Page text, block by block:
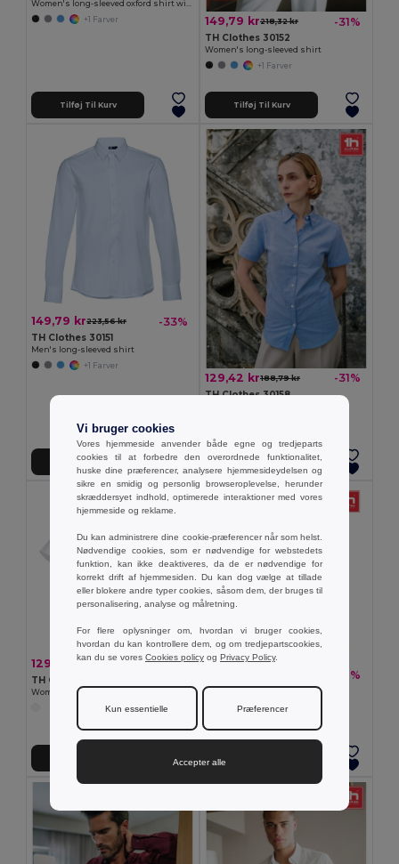
+1 Farver
Tilføj Til Kurv
149,79 kr218,32 kr -31%
TH Clothes 30152
Women's long-sleeved shirt
+1 Farver
Tilføj Til Kurv
149,79 kr223,56 kr -33%
TH Clothes 30151
Men's long-sleeved shirt
+1 Farver
Tilføj Til Kurv
129,42 kr188,79 kr -31%
TH Clothes 30158
Tilføj Til Kurv
129,42 kr -31%
TH Clothes 30201 -29%
TH Clothes 30157
Vi bruger cookies
Vores hjemmeside anvender både egne og tredjeparts
cookies til at forbedre den overordnede funktionalitet,
huske dine præferencer, analysere hjemmesideydelsen og
sikre en smidig og personlig browseroplevelse, herunder
skræddersyet indhold, optimerede interaktioner med vores
hjemmeside og reklame.
Du kan administrere dine cookie-præferencer når som helst.
Nødvendige cookies, som er nødvendige for webstedets
funktion, kan ikke deaktiveres, da de er nødvendige for
korrekt drift af hjemmesiden. Du kan dog vælge at tillade
eller blokere andre typer cookies, såsom dem, der bruges til
personalisering, analyse og målretning.
For flere oplysninger om, hvordan vi bruger cookies,
hvordan du kan kontrollere dem, og om tredjepartscookies,
kan du se vores Cookies policy og Privacy Policy.
Kun essentielle Præferencer
Accepter alle